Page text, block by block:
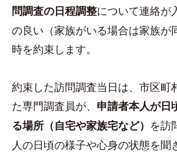
問調査の日程調整について連絡が
の良い（家族がいる場合は家族が
時を約束します。
約束した訪問調査当日は、市区町
た専門調査員が、 申請者本人が日
る場所（自宅や家族宅など） を訪
人の日頃の様子や心身の状態を聞